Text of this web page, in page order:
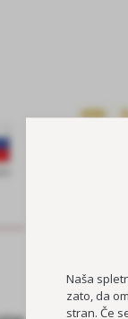
Naša
zato, da
stran. Če